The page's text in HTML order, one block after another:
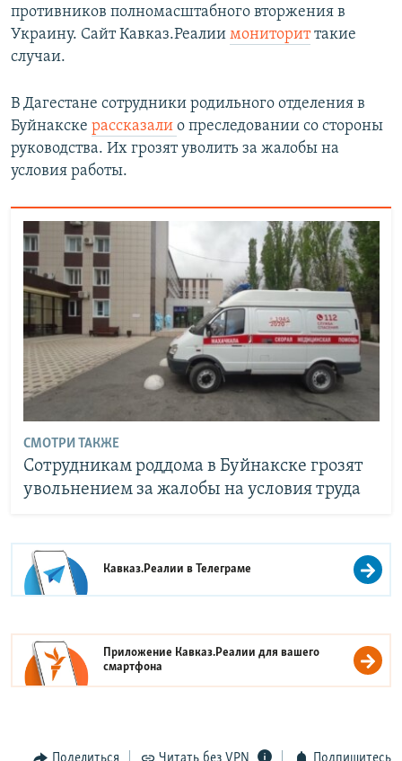
противников полномасштабного вторжения в
Украину. Сайт Кавказ.Реалии мониториттакие
случаи.
В Дагестане сотрудники родильного отделения в
Буйнакске рассказали о преследовании со стороны
руководства. Их грозят уволить за жалобы на
условия работы.
СМОТРИ ТАКЖЕ
Сотрудникам роддома в Буйнакске грозят
увольнением за жалобы на условия труда
Кавказ.Реалии вТелеграме
Приложение Кавказ.Реалии для вашего
смартфона
Поделиться Читать без VPN Подпишитесь